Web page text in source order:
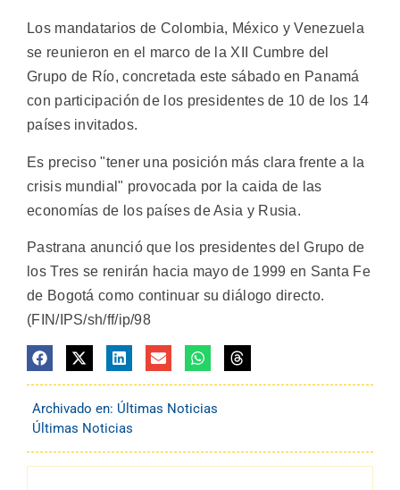
Los mandatarios de Colombia, México y Venezuela
se reunieron en el marco de la XII Cumbre del
Grupo de Río, concretada este sábado en Panamá
con participación de los presidentes de 10 de los 14
países invitados.
Es preciso "tener una posición más clara frente a la
crisis mundial" provocada por la caida de las
economías de los países de Asia y Rusia.
Pastrana anunció que los presidentes del Grupo de
los Tres se renirán hacia mayo de 1999 en Santa Fe
de Bogotá como continuar su diálogo directo.
(FIN/IPS/sh/ff/ip/98
Archivado en: Últimas Noticias
Últimas Noticias